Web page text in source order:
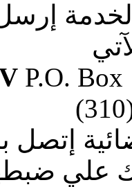
P.O. Box
إتصل بنا
علي